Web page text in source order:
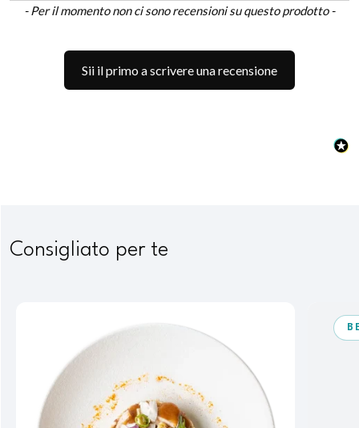
- Per il momento non ci sono recensioni su questo prodotto -
Sii il primo a scrivere una recensione
New content loaded
Consigliato per te